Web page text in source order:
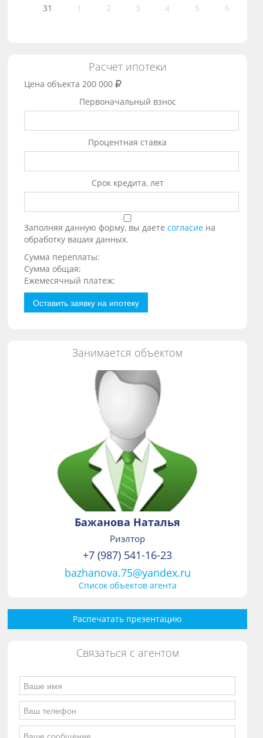
31 1 2 3 4 5 6
Расчет ипотеки
Цена объекта 200 000
Первоначальный взнос
Процентная ставка
Срок кредита, лет
Заполняя данную форму, вы даетесогласие на
обработку ваших данных.
Сумма переплаты:
Сумма общая:
Ежемесячный платеж:
Оставить заявку на ипотеку
Занимается объектом
Бажанова Наталья
Риэлтор
+7 (987) 541-16-23
bazhanova.75@yandex.ru
Список объектов агента
Распечатать презентацию
Связаться с агентом